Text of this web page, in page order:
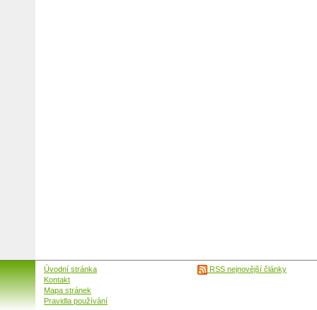
Úvodní stránka
Kontakt
Mapa stránek
Pravidla používání
RSS nejnovější články